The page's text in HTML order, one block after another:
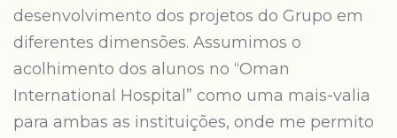
desenvolvimento dos projetos do Grupo em
diferentes dimensões. Assumimos o
acolhimento dos alunos no “Oman
International Hospital” como uma mais-valia
para ambas as instituições, onde me permito